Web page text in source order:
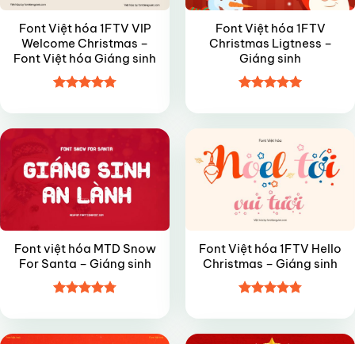
Font Việt hóa 1FTV VIP
Welcome Christmas –
Font Việt hóa Giáng sinh
hạng4.85
sao
Font Việt hóa 1FTV
Christmas Ligtness –
Giáng sinh
hạng55
sao
Font việt hóa MTD Snow
For Santa – Giáng sinh
hạng4.85
sao
Font Việt hóa 1FTV Hello
Christmas – Giáng sinh
hạng4.85
sao